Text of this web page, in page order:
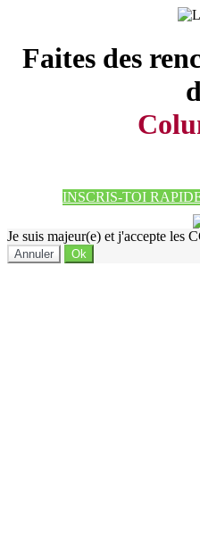
Faites des
INSCRIS-TOI
Je suis majeur(e) et j'accepte les
Annuler Ok